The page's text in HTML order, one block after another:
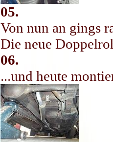
05.
Von nun an gings
Die neue
06.
...und heute